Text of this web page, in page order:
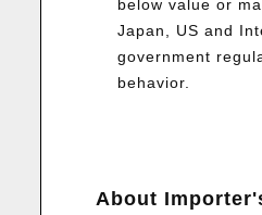
below value or
Japan, US and
government
behavior.
About